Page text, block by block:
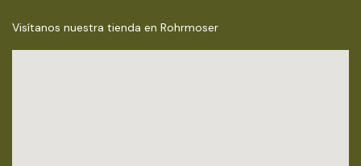
Visítanos nuestra tienda en Rohrmoser